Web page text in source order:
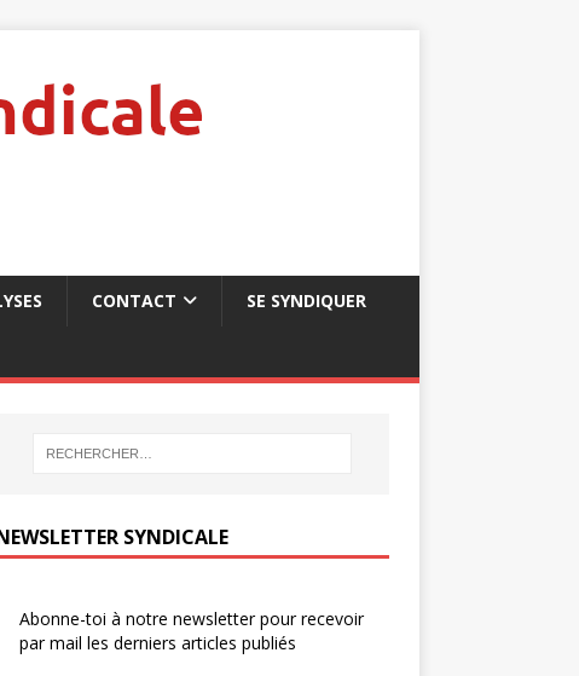
CONTACT SE SYNDIQUER
SYNDICALE
Abonne-toi à notre newsletter pour recevoir
par mail les derniers articles publiés